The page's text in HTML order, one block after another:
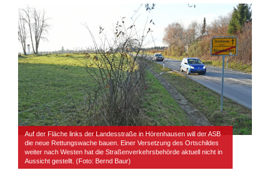
Auf der Fläche links der Landesstraße in Hörenhausen will der ASB
die neue Rettungswache bauen. Einer Versetzung des Ortschildes
weiter nach Westen hat die Straßenverkehrsbehörde aktuell nicht in
Aussicht gestellt. (Foto: Bernd Baur)